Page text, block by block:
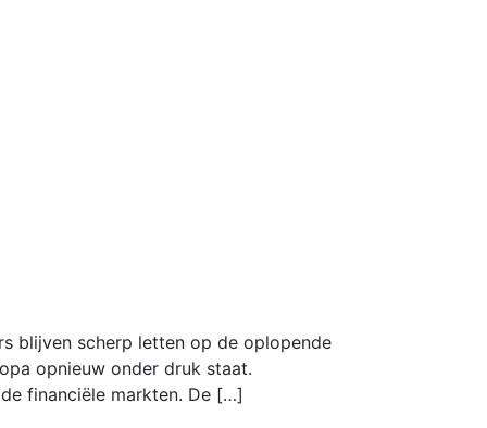
blijven scherp letten op de oplopende
opnieuw onder druk staat.
financiële markten. De […]